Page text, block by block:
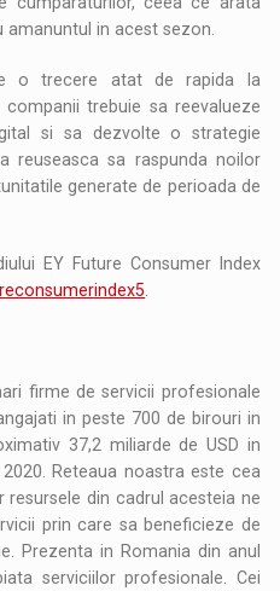
in acest sezon.
o trecere atat de rapida la
trebuie sa reevalueze
si sa dezvolte o strategie
reuseasca sa raspunda noilor
generate de perioada de
EY Future Consumer Index
firme de servicii profesionale
in peste 700 de birouri in
37,2 miliarde de USD in
Reteaua noastra este cea
din cadrul acesteia ne
prin care sa beneficieze de
Prezenta in Romania din anul
serviciilor profesionale. Cei